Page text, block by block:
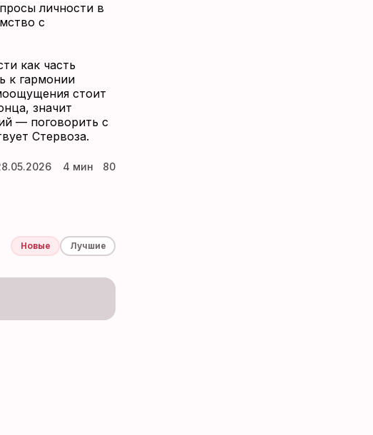
личности в
с
как часть
к гармонии
стоит
значит
— поговорить с
Стервоза.
4 мин 80
Новые Лучшие